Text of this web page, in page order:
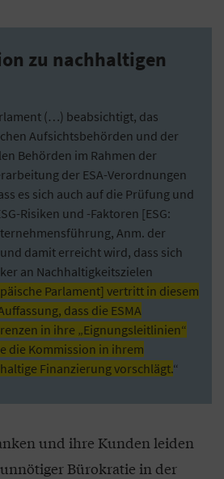
zu nachhaltigen
(…) beabsichtigt, das
Aufsichtsbehörden und der
Behörden im Rahmen der
der ESA-Verordnungen
es sich auch auf die Prüfung und
Risiken und -Faktoren [ESG:
Anm. der
damit erreicht wird, dass sich
an Nachhaltigkeitszielen
Parlament] vertritt in diesem
dass die ESMA
in ihre „Eignungsleitlinien“
die Kommission in ihrem
Finanzierung vorschlägt.“
und ihre Kunden leiden
Bürokratie in der